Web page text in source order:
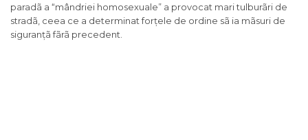
paradã a “mândriei homosexuale” a provocat mari tulburãri de
stradã, ceea ce a determinat forțele de ordine sã ia mãsuri de
siguranțã fãrã precedent.